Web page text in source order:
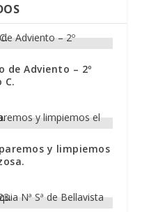
de Adviento – 2º
C.
y limpiemos